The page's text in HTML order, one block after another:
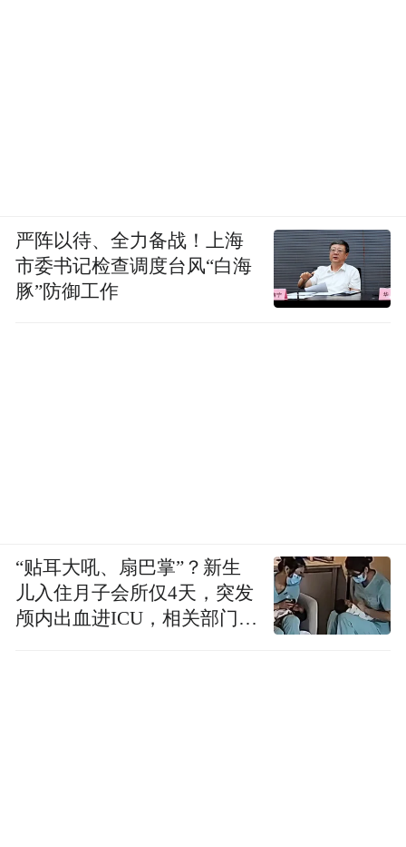
严阵以待、全力备战！上海
市委书记检查调度台风“白海
豚”防御工作
“贴耳大吼、扇巴掌”？新生
儿入住月子会所仅4天，突发
颅内出血进ICU，相关部门已